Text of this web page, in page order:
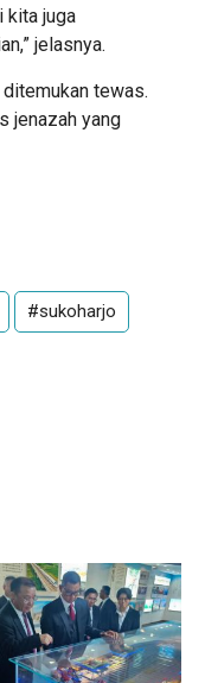
kita juga
jelasnya.
tewas.
jenazah yang
#sukoharjo